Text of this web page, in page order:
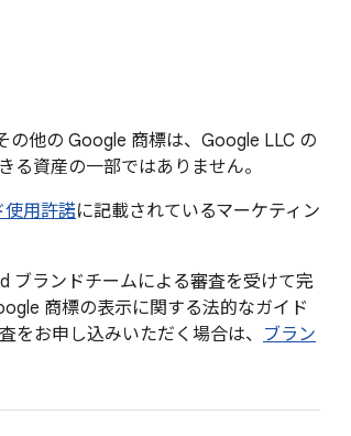
の他の Google 商標は、Google LLC の
資産の一部ではありません。
用許諾に記載されているマーケティン
ブランドチームによる審査を受けて完
商標の表示に関する法的なガイド
をお申し込みいただく場合は、
ブラン